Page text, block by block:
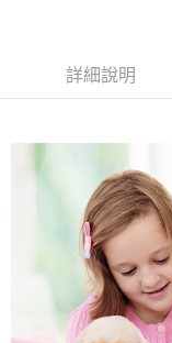
7-11取貨付款
每筆NT$60，滿
每筆NT$90，滿
離島宅配(澎湖、金
每筆NT$125，滿
詳細說明